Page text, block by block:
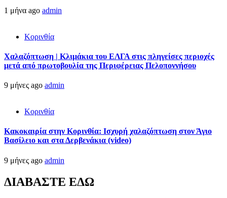
1 μήνα ago admin
Κορινθία
Χαλαζόπτωση | Κλιμάκια του ΕΛΓΑ στις πληγείσες περιοχές
μετά από πρωτοβουλία της Περιφέρειας Πελοποννήσου
9 μήνες ago admin
Κορινθία
Κακοκαιρία στην Κορινθία: Ισχυρή χαλαζόπτωση στον Άγιο
Βασίλειο και στα Δερβενάκια (video)
9 μήνες ago admin
ΔΙΑΒΑΣΤΕ ΕΔΩ